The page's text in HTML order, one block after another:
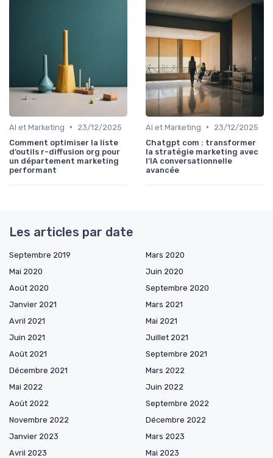
AI et Marketing •
23/12/2025
Comment optimiser la liste
d’outils r-diffusion org pour
un département marketing
performant
AI et Marketing •
23/12/2025
Chatgpt com : transformer
la stratégie marketing avec
l’IA conversationnelle
avancée
Les articles par date
Septembre 2019
Mars 2020
Mai 2020
Juin 2020
Août 2020
Septembre 2020
Janvier 2021
Mars 2021
Avril 2021
Mai 2021
Juin 2021
Juillet 2021
Août 2021
Septembre 2021
Décembre 2021
Mars 2022
Mai 2022
Juin 2022
Août 2022
Septembre 2022
Novembre 2022
Décembre 2022
Janvier 2023
Mars 2023
Avril 2023
Mai 2023